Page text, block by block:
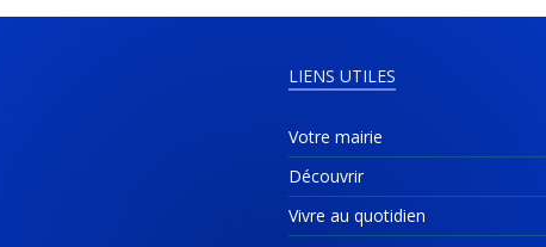
LIENS UTILES
Votre mairie
Découvrir
Vivre au quotidien